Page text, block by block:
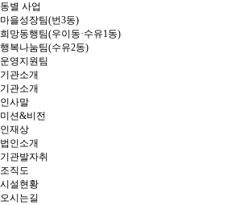
동별 사업
마을성장팀(번3동)
희망동행팀(우이동·수유1동)
행복나눔팀(수유2동)
운영지원팀
기관소개
기관소개
인사말
미션&비전
인재상
법인소개
기관발자취
조직도
시설현황
오시는길